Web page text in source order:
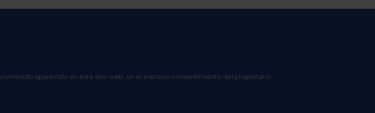
aparecido en este sitio web, sin el expreso consentimiento del propietario.